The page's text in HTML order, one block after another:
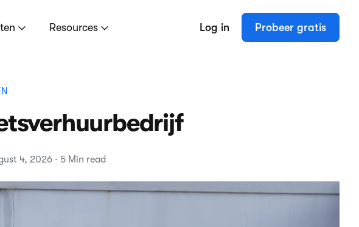
Resources Log in Probeer gratis
4, 2026 · 5 Min read